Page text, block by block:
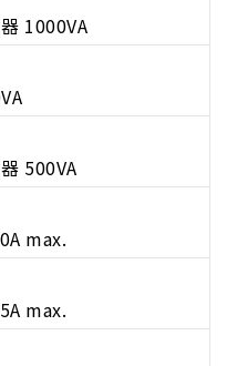
1000VA
500VA
max.
max.